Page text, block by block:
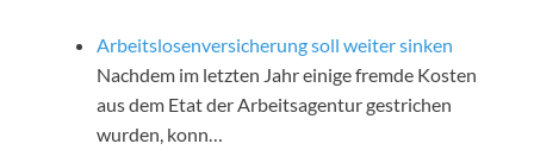
Arbeitslosenversicherung soll weiter sinken
Nachdem im letzten Jahr einige fremde Kosten
aus dem Etat der Arbeitsagentur gestrichen
wurden, konn…